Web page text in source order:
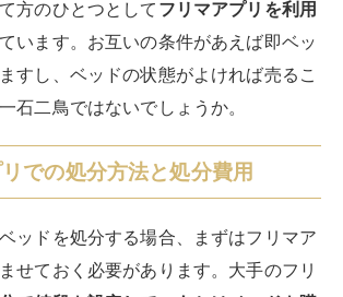
方のひとつとして フリマアプリを利用
います。お互いの条件があえば即ベッ
すし、ベッドの状態がよければ売るこ
石二鳥ではないでしょうか。
での処分方法と処分費用
ッドを処分する場合、まずはフリマア
せておく必要があります。大手のフリ